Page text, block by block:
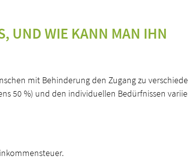
UND WIE KANN MAN IHN
mit Behinderung den Zugang zu
50 %) und den individuellen Bedürfnissen